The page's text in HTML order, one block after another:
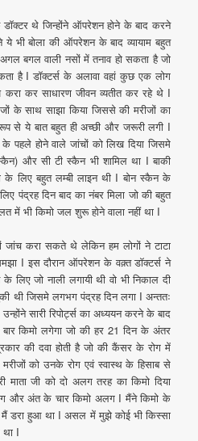
डॉक्टर थे जिन्होंने ऑपरेशन होने के बाद करने
ये भी बोला की ऑपरेशन के बाद व्यायाम बहुत
बगल वाली नसों में तनाव हो सकता है जो
है I डॉक्टर्स के अलावा वहां कुछ एक लोग
कर साधारण जीवन व्यतीत कर रहे थे I
के साथ साझा किया जिससे की मरीजों का
से ये बात बहुत ही अच्छी और जरूरी लगी I
पहले होने वाले जांचों को लिख दिया जिसमे
और सी टी स्कैन भी शामिल था I बाकी
के लिए बहुत लम्बी लाइन थी I बोन स्कैन के
पंद्रह दिन बाद का नंबर मिला जो की बहुत
में भी किमो जल शुरू होने वाला नहीं था I
जांच करा सकते थे लेकिन हम लोगों ने टाटा
I इस दौरान ऑपरेशन के वक़्त डॉक्टर्स ने
लिए जो नाली लगायी थी वो भी निकाल दी
थी जिसमे लगभग पंद्रह दिन लगा I अन्ततः
सारी रिपोर्ट्स का अध्ययन करने के बाद
किमो लगेगा जो की हर 21 दिन के अंतर
की दवा होती है जो की कैंसर के रोग में
को उनके रोग एवं स्वास्थ के हिसाब से
माता जी को दो अलग तरह का किमो दिया
और अंत के चार किमो अलग I मैंने किमो के
डरा हुआ था I असल में मुझे कोई भी किस्सा
था I